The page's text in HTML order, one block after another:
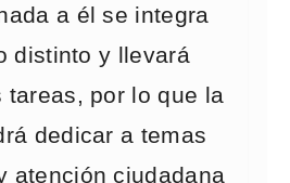
a él se integra
distinto y llevará
tareas, por lo que la
dedicar a temas
atención ciudadana